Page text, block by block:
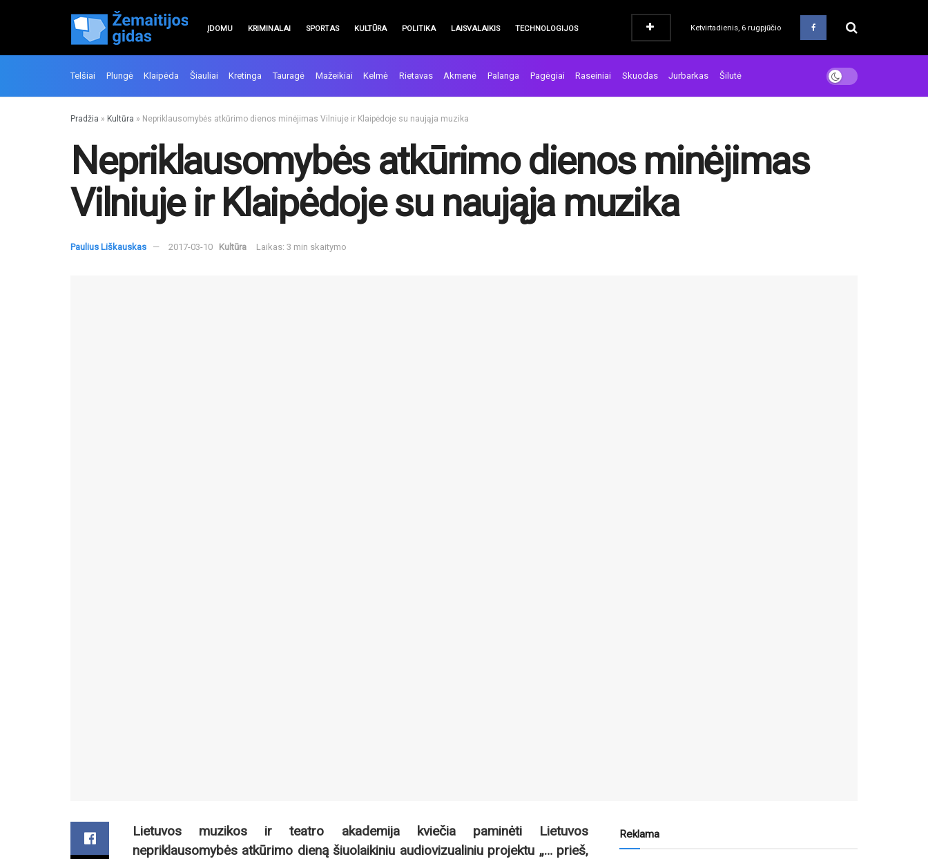
ĮDOMU KRIMINALAI SPORTAS KULTŪRA POLITIKA LAISVALAIKIS TECHNOLOGIJOS Ketvirtadienis, 6 rugpjūčio
Telšiai Plungė Klaipėda Šiauliai Kretinga Tauragė Mažeikiai Kelmė Rietavas Akmenė Palanga Pagėgiai Raseiniai Skuodas Jurbarkas Šilutė
Pradžia » Kultūra » Nepriklausomybės atkūrimo dienos minėjimas Vilniuje ir Klaipėdoje su naująja muzika
Nepriklausomybės atkūrimo dienos minėjimas
Vilniuje ir Klaipėdoje su naująja muzika
Paulius Liškauskas 2017-03-10 Kultūra Laikas: 3 min skaitymo
Lietuvos muzikos ir teatro akademija kviečia paminėti Lietuvos
nepriklausomybės atkūrimo dieną šiuolaikiniu audiovizualiniu projektu „… prieš,
Reklama